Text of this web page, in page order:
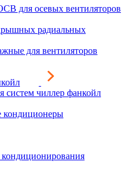
для осевых вентиляторов
радиальных
для вентиляторов
систем чиллер фанкойл
кондиционеры